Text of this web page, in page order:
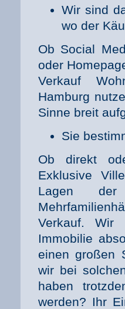
Wir sind
wo der
Ob Social
oder
Verkauf
Hamburg
Sinne breit
Sie
Ob direkt
Exklusive
Lagen
Verkauf. Wir
Immobilie
einen großen
wir bei
haben
werden? Ihr